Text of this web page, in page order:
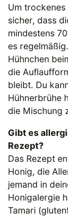
Um
sicher, dass
mindestens
es
Hühnchen
die
bleibt. Du
Hühnerbrühe
die Mischung
Gibt es
Rezept?
Das Rezept
Honig, die
jemand in
Honigalergie
Tamari